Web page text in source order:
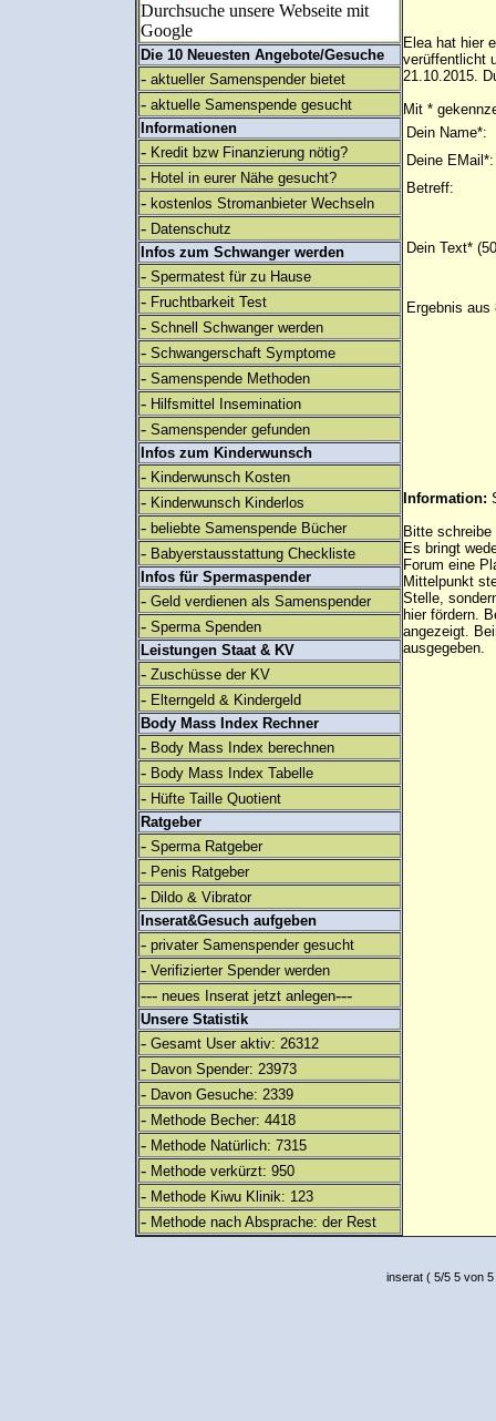
Durchsuche unsere Webseite mit
Google
Die 10 Neuesten Angebote/Gesuche
- aktueller Samenspender bietet
- aktuelle Samenspende gesucht
Informationen
- Kredit bzw Finanzierung nötig?
- Hotel in eurer Nähe gesucht?
- kostenlos Stromanbieter Wechseln
- Datenschutz
Infos zum Schwanger werden
- Spermatest für zu Hause
- Fruchtbarkeit Test
- Schnell Schwanger werden
- Schwangerschaft Symptome
- Samenspende Methoden
- Hilfsmittel Insemination
- Samenspender gefunden
Infos zum Kinderwunsch
- Kinderwunsch Kosten
- Kinderwunsch Kinderlos
- beliebte Samenspende Bücher
- Babyerstausstattung Checkliste
Infos für Spermaspender
- Geld verdienen als Samenspender
- Sperma Spenden
Leistungen Staat & KV
- Zuschüsse der KV
- Elterngeld & Kindergeld
Body Mass Index Rechner
- Body Mass Index berechnen
- Body Mass Index Tabelle
- Hüfte Taille Quotient
Ratgeber
- Sperma Ratgeber
- Penis Ratgeber
- Dildo & Vibrator
Inserat&Gesuch aufgeben
- privater Samenspender gesucht
- Verifizierter Spender werden
--- neues Inserat jetzt anlegen---
Unsere Statistik
- Gesamt User aktiv: 26312
- Davon Spender: 23973
- Davon Gesuche: 2339
- Methode Becher: 4418
- Methode Natürlich: 7315
- Methode verkürzt: 950
- Methode Kiwu Klinik: 123
- Methode nach Absprache: der Rest
Elea hat hier
verüffentlicht
21.10.2015.
Mit *
Dein Name*:
Deine EMail*:
Betreff:
Dein Text*
Ergebnis aus
Information:
Bitte
Es bringt
Forum eine
Mittelpunkt
Stelle,
hier fördern.
angezeigt.
ausgegeben.
inserat( 5/5 5 von 5